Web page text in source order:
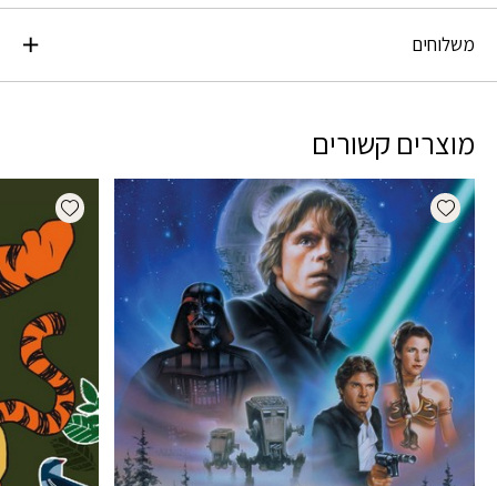
משלוחים
מוצרים קשורים
Add wishlist
wishlist